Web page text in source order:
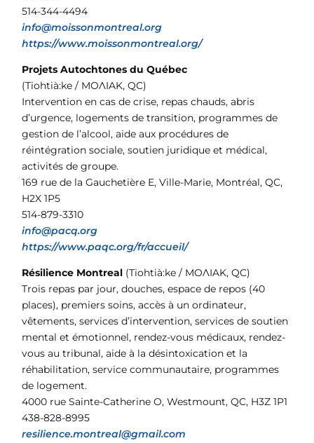
514-344-4494
info@moissonmontreal.org
https://www.moissonmontreal.org/
Projets Autochtones du Québec
(Tiohtià:ke / MOɅIAK, QC)
Intervention en cas de crise, repas chauds, abris
d’urgence, logements de transition, programmes de
gestion de l’alcool, aide aux procédures de
réintégration sociale, soutien juridique et médical,
activités de groupe.
169 rue de la Gauchetière E, Ville-Marie, Montréal, QC,
H2X 1P5
514-879-3310
info@pacq.org
https://www.paqc.org/fr/accueil/
Résilience Montreal (Tiohtià:ke / MOɅIAK, QC)
Trois repas par jour, douches, espace de repos (40
places), premiers soins, accès à un ordinateur,
vêtements, services d’intervention, services de soutien
mental et émotionnel, rendez-vous médicaux, rendez-
vous au tribunal, aide à la désintoxication et la
réhabilitation, service communautaire, programmes
de logement.
4000 rue Sainte-Catherine O, Westmount, QC, H3Z 1P1
438-828-8995
resilience.montreal@gmail.com